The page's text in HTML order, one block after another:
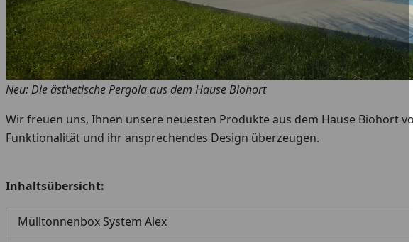
Neu: Die ästhetische Pergola aus dem Hause Biohort
Wir freuen uns, Ihnen unsere neuesten Produkte aus dem Hause Biohort
Funktionalität und ihr ansprechendes Design überzeugen.
Inhaltsübersicht:
Mülltonnenbox System Alex